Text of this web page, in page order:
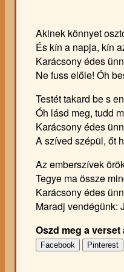
Akinek könnyet
És kín a napja, kín
Karácsony édes
Ne fuss előle! Óh
Testét takard be s
Óh lásd meg, tudd
Karácsony édes
A szíved szépül, őt
Az emberszívek
Tegye ma össze
Karácsony édes
Maradj vendégünk:
Oszd meg a
Facebook Pinterest